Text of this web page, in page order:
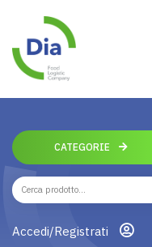
CATEGORIE
Accedi/Registrati